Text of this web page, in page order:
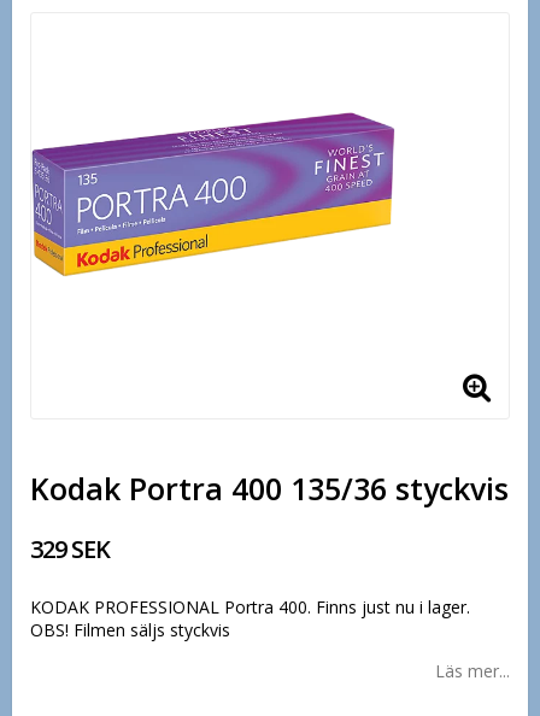
Kodak Portra 400 135/36 styckvis
329 SEK
KODAK PROFESSIONAL Portra 400. Finns just nu i lager.
OBS! Filmen säljs styckvis
Läs mer...